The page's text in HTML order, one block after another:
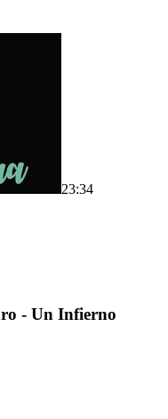
23:34
- Un Infierno